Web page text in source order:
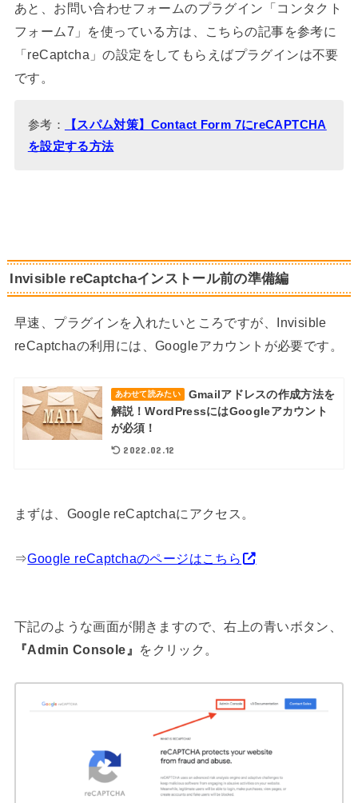
あと、お問い合わせフォームのプラグイン「コンタクト
フォーム7」を使っている方は、こちらの記事を参考に
「reCaptcha」の設定をしてもらえばプラグインは不要
です。
参考：
【スパム対策】Contact Form 7にreCAPTCHA
を設定する方法
Invisible reCaptchaインストール前の準備編
早速、プラグインを入れたいところですが、Invisible
reCaptchaの利用には、Googleアカウントが必要です。
あわせて読みたい
Gmailアドレスの作成方法を
解説！WordPressにはGoogleアカウント
が必須！
2022.02.12
まずは、Google reCaptchaにアクセス。
⇒Google reCaptchaのページはこちら
下記のような画面が開きますので、右上の青いボタン、
『Admin Console』
をクリック。